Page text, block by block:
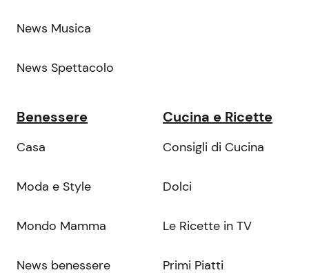
News Musica
News Spettacolo
Benessere
Casa
Moda e Style
Mondo Mamma
News benessere
Cucina e Ricette
Consigli di Cucina
Dolci
Le Ricette in TV
Primi Piatti